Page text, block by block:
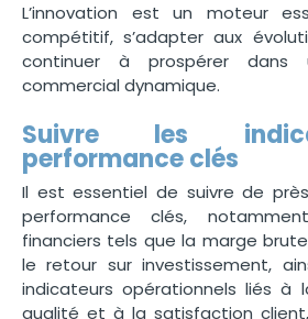
L’innovation est un moteur
compétitif, s’adapter aux
continuer à prospérer dans
commercial dynamique.
Suivre les
performance clés
Il est essentiel de suivre de
performance clés,
financiers tels que la marge
le retour sur investissement,
indicateurs opérationnels liés à
qualité et à la satisfaction